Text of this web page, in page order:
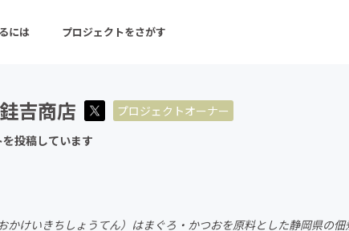
には プロジェクトをさがす
ジェクト
フード・飲食店
ファッ
吉商店
プロジェクトオーナー
投稿しています
かけいきちしょうてん）はまぐろ・かつおを原料とした静岡県の